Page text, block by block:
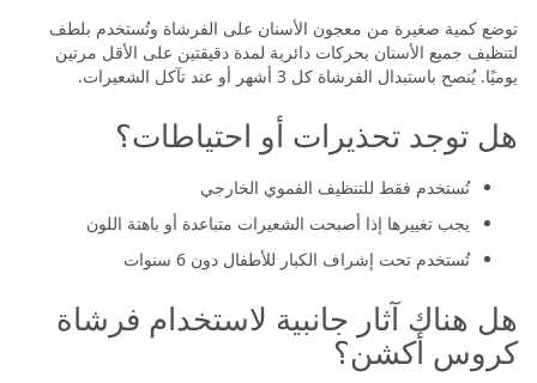
توضع كمية صغيرة من معجون الأسنان على الفرشاة وتُستخدم بلطف
لتنظيف جميع الأسنان بحركات دائرية لمدة دقيقتين على الأقل مرتين
يوميًا. يُنصح باستبدال الفرشاة كل 3 أشهر أو عند تآكل الشعيرات.
هل توجد تحذيرات أو احتياطات؟
تُستخدم فقط للتنظيف الفموي الخارجي
يجب تغييرها إذا أصبحت الشعيرات متباعدة أو باهتة اللون
تُستخدم تحت إشراف الكبار للأطفال دون 6 سنوات
هل هناك آثار جانبية لاستخدام فرشاة
كروس أكشن؟